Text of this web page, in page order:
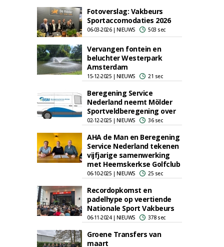
Fotoverslag: Vakbeurs
Sportaccomodaties 2026
06-03-2026 | NIEUWS 503 sec
Vervangen fontein en
beluchter Westerpark
Amsterdam
15-12-2025 | NIEUWS 21 sec
Beregening Service
Nederland neemt Mölder
Sportveldberegening over
02-12-2025 | NIEUWS 36 sec
AHA de Man en Beregening
Service Nederland tekenen
vijfjarige samenwerking
met Heemskerkse Golfclub
06-10-2025 | NIEUWS 25 sec
Recordopkomst en
padelhype op veertiende
Nationale Sport Vakbeurs
06-11-2024 | NIEUWS 378 sec
Groene Transfers van
maart